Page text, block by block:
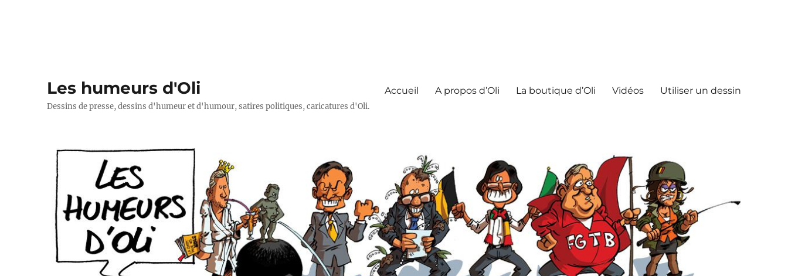
Les humeurs d'Oli
Dessins de presse, dessins d'humeur et d'humour, satires politiques, caricatures d'Oli.
Accueil A propos d’Oli La boutique d’Oli Vidéos Utiliser un dessin